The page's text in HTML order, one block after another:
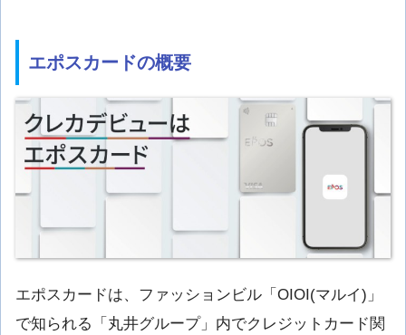
エポスカードの概要
エポスカードは、ファッションビル「OIOI(マルイ)」
で知られる「丸井グループ」内でクレジットカード関